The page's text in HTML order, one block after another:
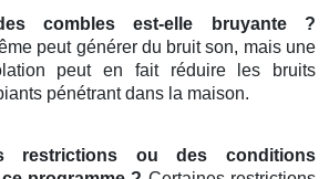
combles est-elle bruyante ?
peut générer du bruit son, mais une
peut en fait réduire les bruits
pénétrant dans la maison.
restrictions ou des conditions